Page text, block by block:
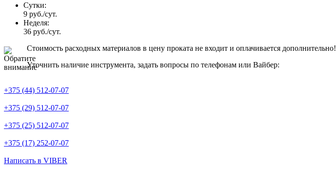
Сутки:
9 руб./сут.
Неделя:
36 руб./сут.
Стоимость расходных материалов в цену проката не входит и оплачивается дополнительно!
Уточнить наличие инструмента, задать вопросы по телефонам или Вайбер:
+375 (44) 512-07-07
+375 (29) 512-07-07
+375 (25) 512-07-07
+375 (17) 252-07-07
Написать в VIBER